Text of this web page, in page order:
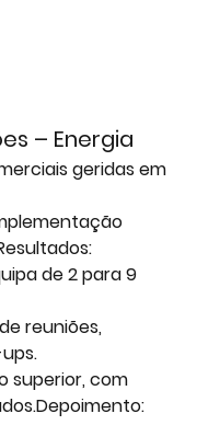
– Energia
geridas em
de 2 para 9
reuniões,
superior, com
Depoimento: